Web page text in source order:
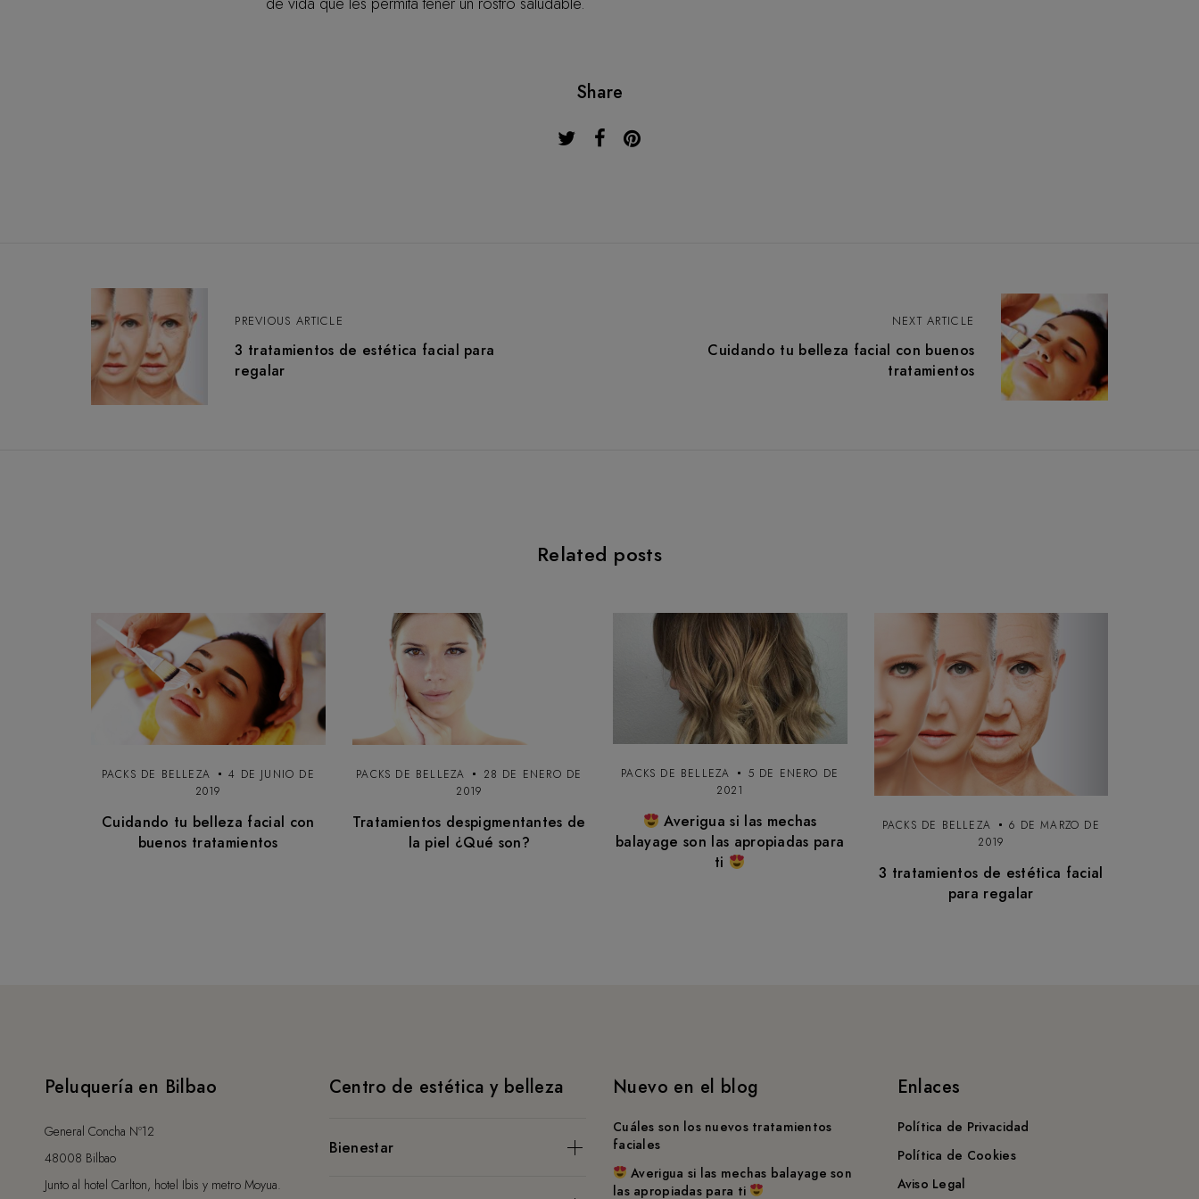
Share
N
a
v
i
ó
a
PREVIOUS ARTICLE
3 tratamientos de estética facial para
regalar
NEXT ARTICLE
Cuidando tu belleza facial con buenos
tratamientos
Related posts
PACKS DE BELLEZA
4 DE JUNIO DE
2019
Cuidando tu belleza facial con
buenos tratamientos
PACKS DE BELLEZA
28 DE ENERO DE
2019
Tratamientos despigmentantes de
la piel ¿Qué son?
PACKS DE BELLEZA
5 DE ENERO DE
2021
Averigua si las mechas
balayage son las apropiadas para
ti
PACKS DE BELLEZA
6 DE MARZO DE
2019
3 tratamientos de estética facial
para regalar
Peluquería en Bilbao
General Concha Nº12
48008 Bilbao
Junto al hotel Carlton, hotel Ibis y metro Moyua.
Centro de estética y belleza
Bienestar
Nuevo en el blog
Cuáles son los nuevos tratamientos
faciales
Averigua si las mechas balayage son
las apropiadas para ti
Enlaces
Política de Privacidad
Política de Cookies
Aviso Legal